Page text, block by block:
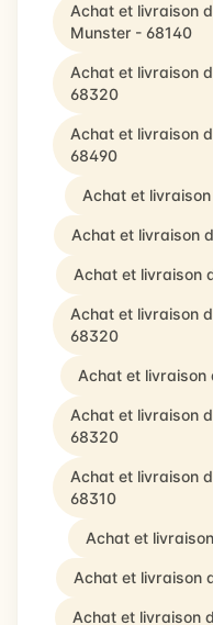
Achat et livraison
Munster - 68140
Achat et livraison
68320
Achat et livraison
68490
Achat et
Achat et livraison
Achat et livraison
Achat et livraison
68320
Achat et livraison
Achat et livraison
68320
Achat et livraison
68310
Achat et
Achat et livraison
Achat et livraison